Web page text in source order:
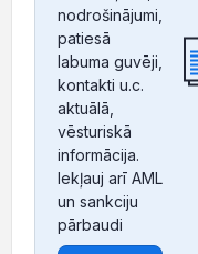
nodrošinājumi,
patiesā
labuma guvēji,
kontakti u.c.
aktuālā,
vēsturiskā
informācija.
Iekļauj arī AML
un sankciju
pārbaudi